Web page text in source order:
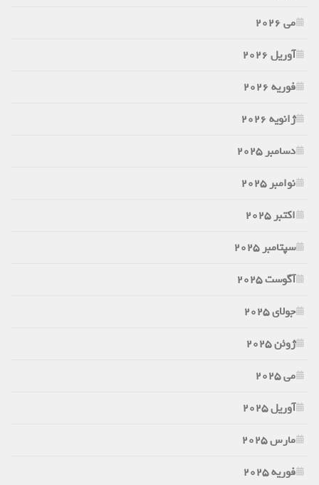
می 2026
آوریل 2026
فوریه 2026
ژانویه 2026
دسامبر 2025
نوامبر 2025
اکتبر 2025
سپتامبر 2025
آگوست 2025
جولای 2025
ژوئن 2025
می 2025
آوریل 2025
مارس 2025
فوریه 2025